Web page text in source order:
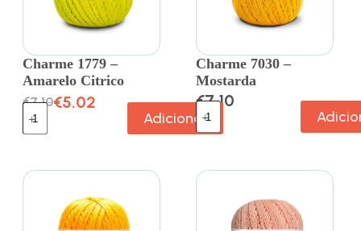
Charme 1779 –
Amarelo Citrico
€7.10€5.02
Adicionar
Charme 7030 –
Mostarda
€7.10